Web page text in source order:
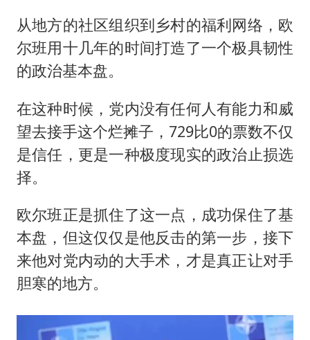
从地方的社区组织到乡村的福利网络，欧
尔班用十几年的时间打造了一个极具韧性
的政治基本盘。
在这种时候，党内没有任何人有能力和威
望去接手这个烂摊子，729比0的票数不仅
是信任，更是一种极度现实的政治止损选
择。
欧尔班正是抓住了这一点，成功保住了基
本盘，但这仅仅是他反击的第一步，接下
来他对党内动的大手术，才是真正让对手
胆寒的地方。